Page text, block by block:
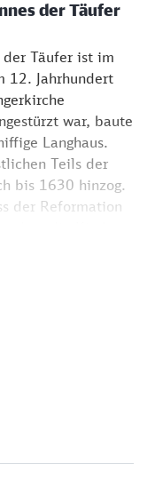
der Täufer
der Täufer ist im
12. Jahrhundert
war, baute
Langhaus.
Teils der
bis 1630 hinzog.
der Reformation
die Kirche
Noch in den
weitere
worden. Um
die Sakristei
und ein